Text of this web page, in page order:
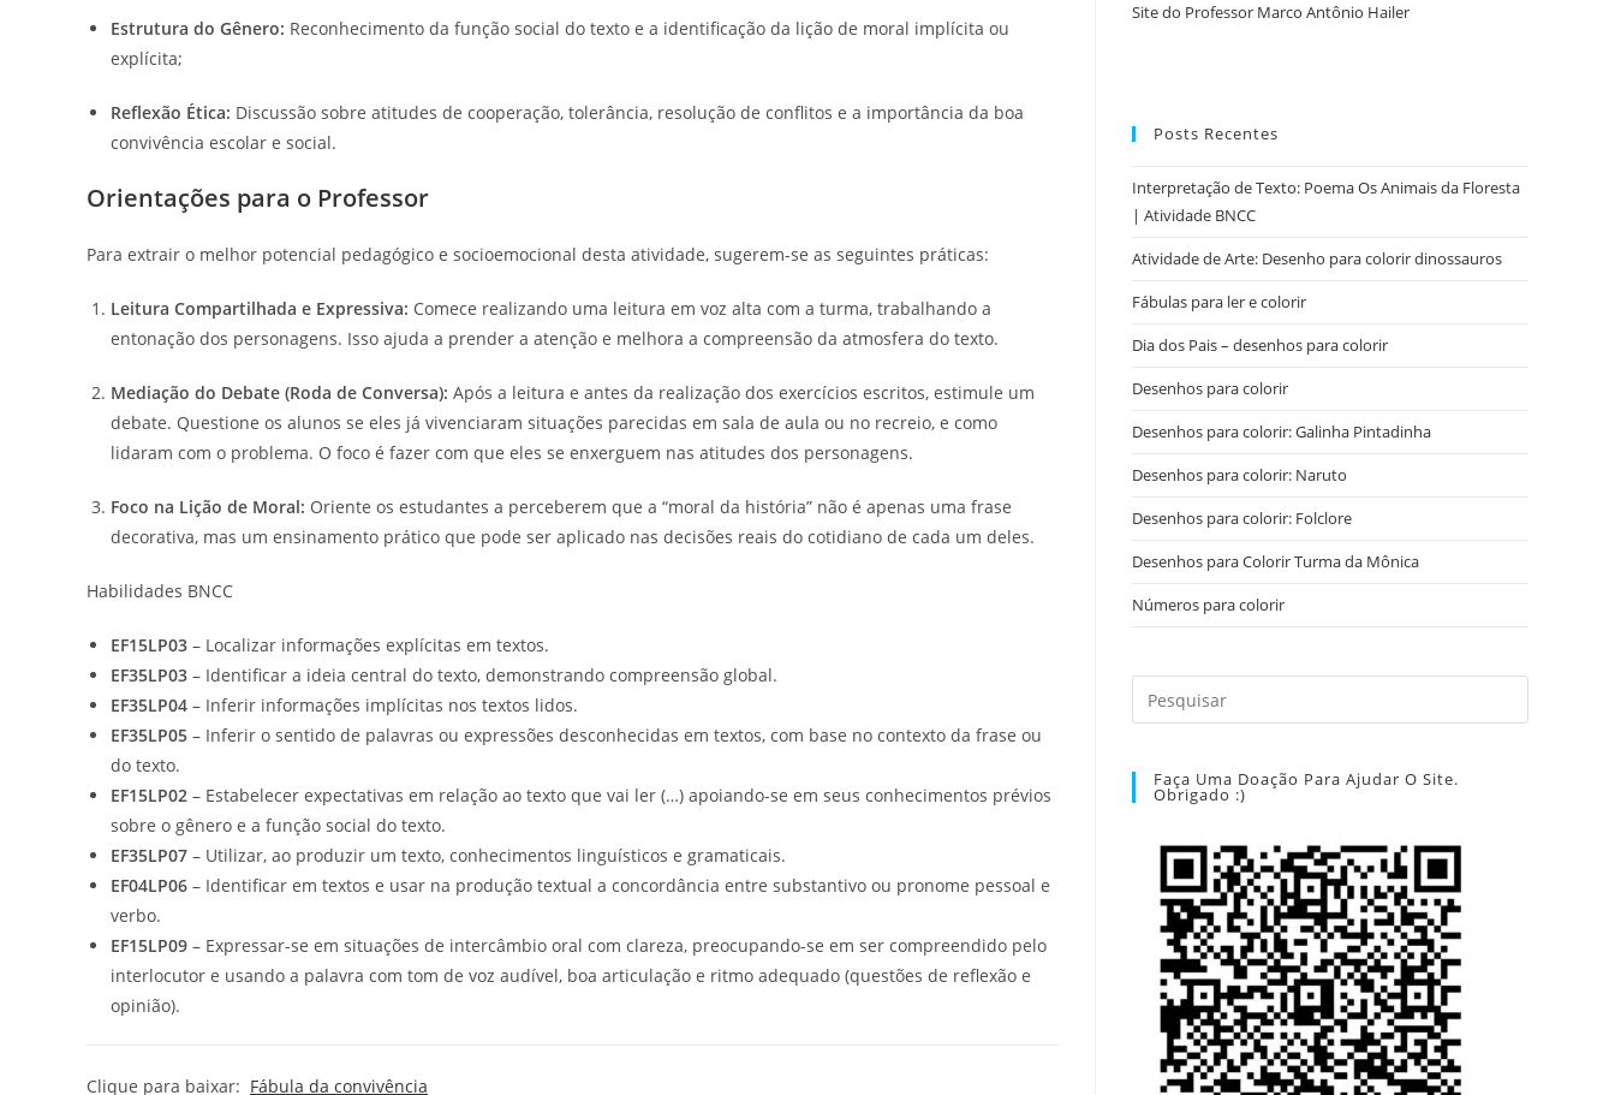
Estrutura do Gênero: Reconhecimento da função social do texto e a identificação da lição de moral implícita ou
explícita;
Reflexão Ética: Discussão sobre atitudes de cooperação, tolerância, resolução de conflitos e a importância da boa
convivência escolar e social.
Orientações para o Professor
Para extrair o melhor potencial pedagógico e socioemocional desta atividade, sugerem-se as seguintes práticas:
Leitura Compartilhada e Expressiva: Comece realizando uma leitura em voz alta com a turma, trabalhando a
entonação dos personagens. Isso ajuda a prender a atenção e melhora a compreensão da atmosfera do texto.
Mediação do Debate (Roda de Conversa): Após a leitura e antes da realização dos exercícios escritos, estimule um
debate. Questione os alunos se eles já vivenciaram situações parecidas em sala de aula ou no recreio, e como
lidaram com o problema. O foco é fazer com que eles se enxerguem nas atitudes dos personagens.
Foco na Lição de Moral: Oriente os estudantes a perceberem que a “moral da história” não é apenas uma frase
decorativa, mas um ensinamento prático que pode ser aplicado nas decisões reais do cotidiano de cada um deles.
Habilidades BNCC
EF15LP03 – Localizar informações explícitas em textos.
EF35LP03 – Identificar a ideia central do texto, demonstrando compreensão global.
EF35LP04 – Inferir informações implícitas nos textos lidos.
EF35LP05 – Inferir o sentido de palavras ou expressões desconhecidas em textos, com base no contexto da frase ou
do texto.
EF15LP02 – Estabelecer expectativas em relação ao texto que vai ler (…) apoiando-se em seus conhecimentos prévios
sobre o gênero e a função social do texto.
EF35LP07 – Utilizar, ao produzir um texto, conhecimentos linguísticos e gramaticais.
EF04LP06 – Identificar em textos e usar na produção textual a concordância entre substantivo ou pronome pessoal e
verbo.
EF15LP09 – Expressar-se em situações de intercâmbio oral com clareza, preocupando-se em ser compreendido pelo
interlocutor e usando a palavra com tom de voz audível, boa articulação e ritmo adequado (questões de reflexão e
opinião).
Clique para baixar: Fábula da convivência
Site do Professor Marco Antônio Hailer
Posts Recentes
Interpretação de Texto: Poema Os Animais da Floresta
| Atividade BNCC
Atividade de Arte: Desenho para colorir dinossauros
Fábulas para ler e colorir
Dia dos Pais – desenhos para colorir
Desenhos para colorir
Desenhos para colorir: Galinha Pintadinha
Desenhos para colorir: Naruto
Desenhos para colorir: Folclore
Desenhos para Colorir Turma da Mônica
Números para colorir
Faça Uma Doação Para Ajudar O Site.
Obrigado :)